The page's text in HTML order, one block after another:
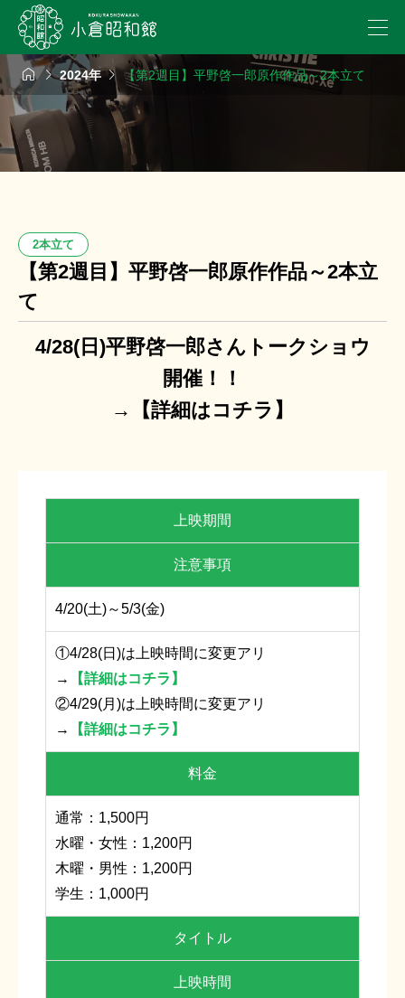
2024年【第2週目】平野啓一郎原作作品～2本立て
2本立て
【第2週目】平野啓一郎原作作品～2本立
て
4/28(日)平野啓一郎さんトークショウ
開催！！
→
【詳細はコチラ】
上映期間
注意事項
4/20(土)～5/3(金)
①4/28(日)は上映時間に変更アリ
→
【詳細はコチラ】
②4/29(月)は上映時間に変更アリ
→
【詳細はコチラ】
料金
通常：1,500円
水曜・女性：1,200円
木曜・男性：1,200円
学生：1,000円
タイトル
上映時間